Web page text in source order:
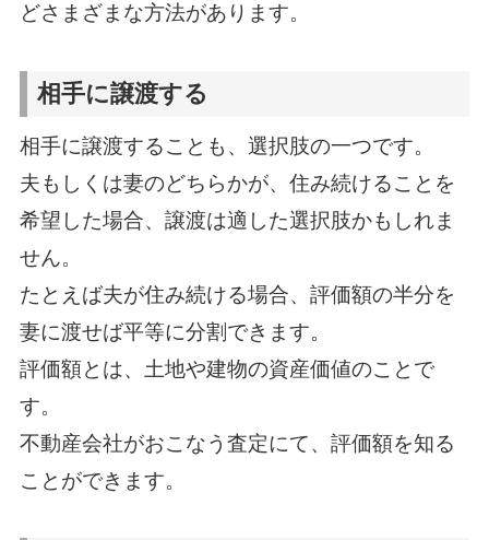
どさまざまな方法があります。
相手に譲渡する
相手に譲渡することも、選択肢の一つです。
夫もしくは妻のどちらかが、住み続けることを
希望した場合、譲渡は適した選択肢かもしれま
せん。
たとえば夫が住み続ける場合、評価額の半分を
妻に渡せば平等に分割できます。
評価額とは、土地や建物の資産価値のことで
す。
不動産会社がおこなう査定にて、評価額を知る
ことができます。